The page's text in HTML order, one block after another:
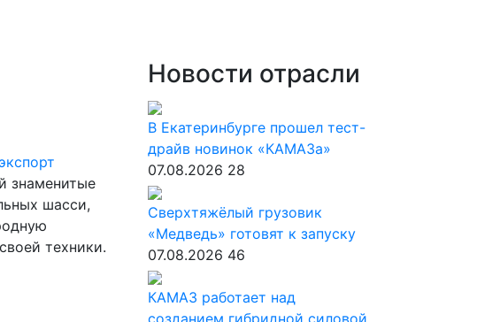
знаменитые
шасси,
техники.
Новости отрасли
В Екатеринбурге прошел тест-
драйв новинок «КАМАЗа»
07.08.2026 28
Сверхтяжёлый грузовик
«Медведь» готовят к запуску
07.08.2026 46
КАМАЗ работает над
созданием гибридной силовой